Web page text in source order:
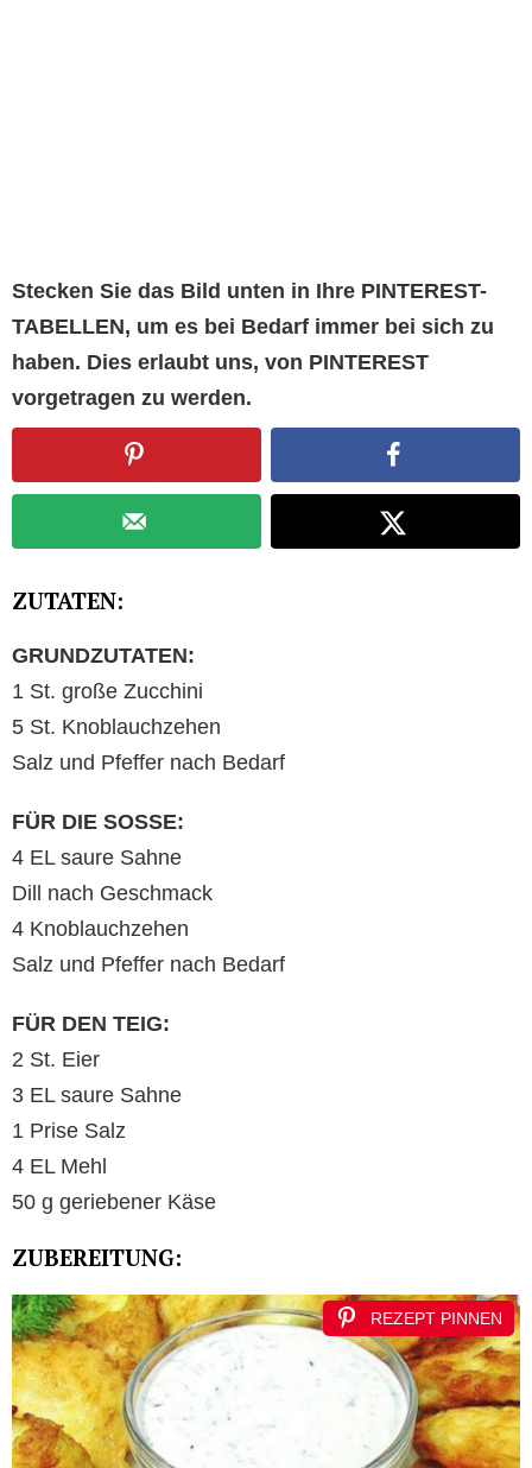
Stecken Sie das Bild unten in Ihre PINTEREST-
TABELLEN, um es bei Bedarf immer bei sich zu
haben. Dies erlaubt uns, von PINTEREST
vorgetragen zu werden.
ZUTATEN:
GRUNDZUTATEN:
1 St. große Zucchini
5 St. Knoblauchzehen
Salz und Pfeffer nach Bedarf
FÜR DIE SOSSE:
4 EL saure Sahne
Dill nach Geschmack
4 Knoblauchzehen
Salz und Pfeffer nach Bedarf
FÜR DEN TEIG:
2 St. Eier
3 EL saure Sahne
1 Prise Salz
4 EL Mehl
50 g geriebener Käse
ZUBEREITUNG:
REZEPT PINNEN